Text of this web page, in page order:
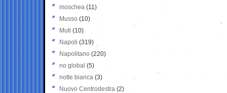
moschea (11)
Musso (10)
Muti (10)
Napoli (319)
Napolitano (220)
no global (5)
notte bianca (3)
Nuovo Centrodestra (2)